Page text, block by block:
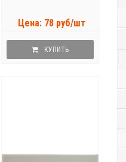
Цена: 78 руб/шт
КУПИТЬ